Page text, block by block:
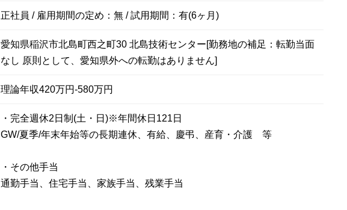
正社員 / 雇用期間の定め：無 / 試用期間：有(6ヶ月)
愛知県稲沢市北島町西之町30 北島技術センター[勤務地の補足：転勤当面
なし 原則として、愛知県外への転勤はありません]
理論年収420万円-580万円
・完全週休2日制(土・日)※年間休日121日
GW/夏季/年末年始等の長期連休、有給、慶弔、産育・介護 等
・その他手当
通勤手当、住宅手当、家族手当、残業手当